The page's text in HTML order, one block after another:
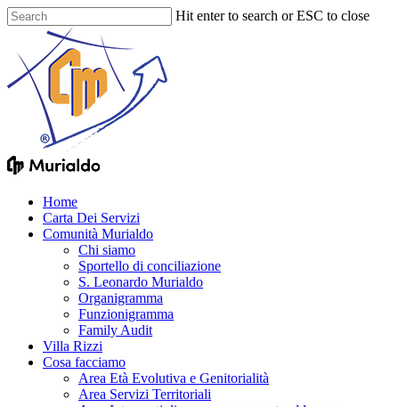
Skip
to
content
Hit enter to search or ESC to close
Menu
Home
Carta Dei Servizi
Comunità Murialdo
Chi siamo
Sportello di conciliazione
S. Leonardo Murialdo
Organigramma
Funzionigramma
Family Audit
Villa Rizzi
Cosa facciamo
Area Età Evolutiva e Genitorialità
Area Servizi Territoriali